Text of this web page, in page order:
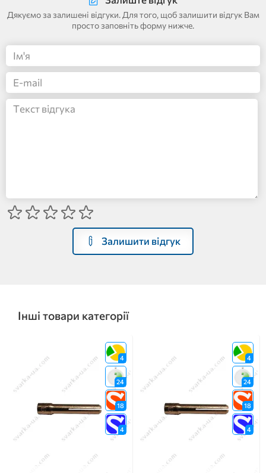
Дякуємо за залишені відгуки. Для того, щоб залишити відгук Вам
просто заповніть форму нижче.
Залишити відгук
Інші товари категорії
4
24
18
4
4
24
18
4